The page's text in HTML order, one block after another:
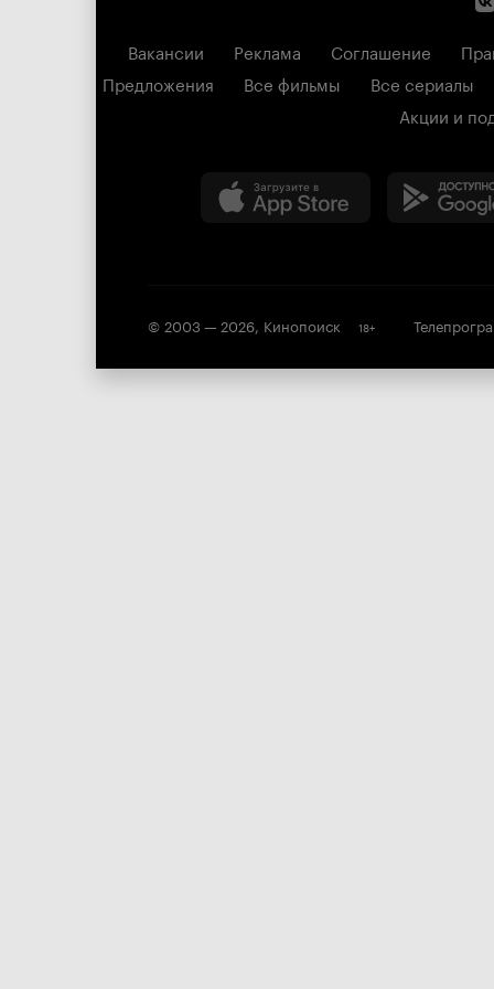
Вакансии Реклама Соглашение
Предложения
Все фильмы
Все сериалы
Акции и
© 2003 — 2026, Кинопоиск 18+